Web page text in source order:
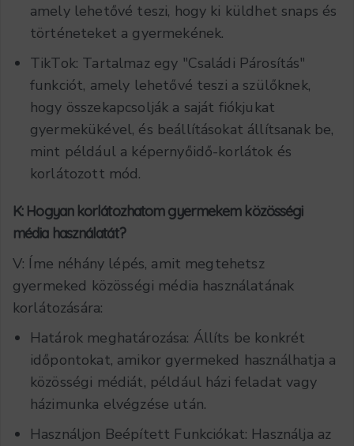
amely lehetővé teszi, hogy ki küldhet snaps és
történeteket a gyermekének.
TikTok: Tartalmaz egy "Családi Párosítás"
funkciót, amely lehetővé teszi a szülőknek,
hogy összekapcsolják a saját fiókjukat
gyermekükével, és beállításokat állítsanak be,
mint például a képernyőidő-korlátok és
korlátozott mód.
K: Hogyan korlátozhatom gyermekem közösségi
média használatát?
V: Íme néhány lépés, amit megtehetsz
gyermeked közösségi média használatának
korlátozására:
Határok meghatározása: Állíts be konkrét
időpontokat, amikor gyermeked használhatja a
közösségi médiát, például házi feladat vagy
házimunka elvégzése után.
Használjon Beépített Funkciókat: Használja az